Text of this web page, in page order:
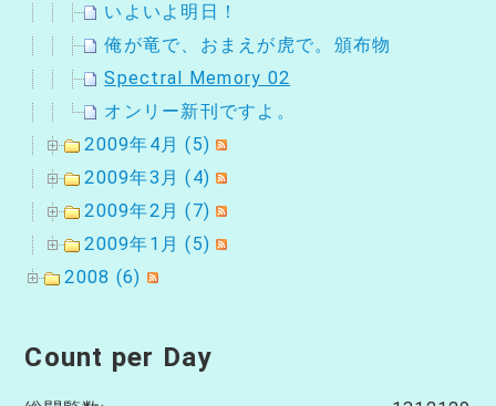
いよいよ明日！
俺が竜で、おまえが虎で。頒布物
Spectral Memory 02
オンリー新刊ですよ。
2009年4月 (5)
2009年3月 (4)
2009年2月 (7)
2009年1月 (5)
2008 (6)
Count per Day